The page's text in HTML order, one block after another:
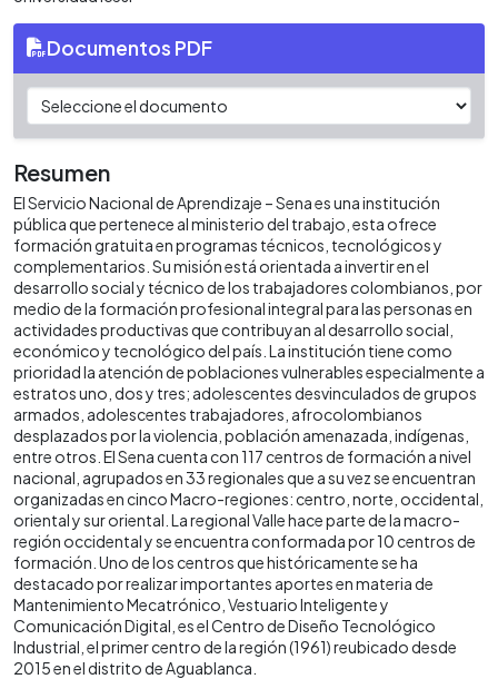
Documentos PDF
Resumen
El Servicio Nacional de Aprendizaje – Sena es una institución
pública que pertenece al ministerio del trabajo, esta ofrece
formación gratuita en programas técnicos, tecnológicos y
complementarios. Su misión está orientada a invertir en el
desarrollo social y técnico de los trabajadores colombianos, por
medio de la formación profesional integral para las personas en
actividades productivas que contribuyan al desarrollo social,
económico y tecnológico del país. La institución tiene como
prioridad la atención de poblaciones vulnerables especialmente a
estratos uno, dos y tres; adolescentes desvinculados de grupos
armados, adolescentes trabajadores, afrocolombianos
desplazados por la violencia, población amenazada, indígenas,
entre otros. El Sena cuenta con 117 centros de formación a nivel
nacional, agrupados en 33 regionales que a su vez se encuentran
organizadas en cinco Macro-regiones: centro, norte, occidental,
oriental y sur oriental. La regional Valle hace parte de la macro-
región occidental y se encuentra conformada por 10 centros de
formación. Uno de los centros que históricamente se ha
destacado por realizar importantes aportes en materia de
Mantenimiento Mecatrónico, Vestuario Inteligente y
Comunicación Digital, es el Centro de Diseño Tecnológico
Industrial, el primer centro de la región (1961) reubicado desde
2015 en el distrito de Aguablanca.